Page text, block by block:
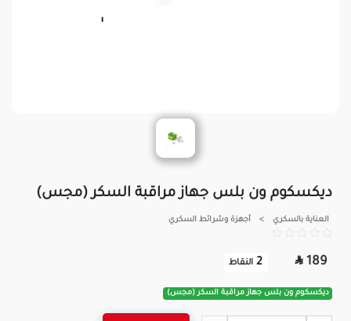
ديكسكوم ون بلس جهاز مراقبة السكر (مجس)
العناية بالسكري > أجهزة وشرائط السكري
189

2 النقاط
ديكسكوم ون بلس جهاز مراقبة السكر (مجس)